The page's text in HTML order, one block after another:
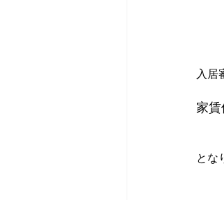
入居
家
とな